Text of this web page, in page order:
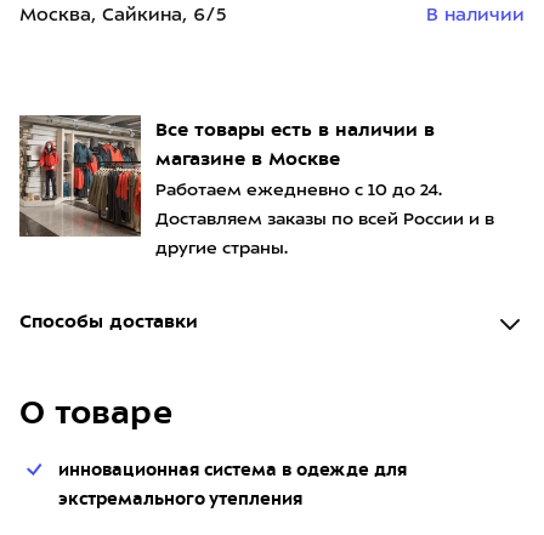
Все товары есть в наличии в
магазине в Москве
Работаем ежедневно с 10 до 24.
Доставляем заказы по всей России и в
другие страны.
Способы доставки
О товаре
инновационная система в одежде для
экстремального утепления
Москва, Сайкина, 6/5
В наличии